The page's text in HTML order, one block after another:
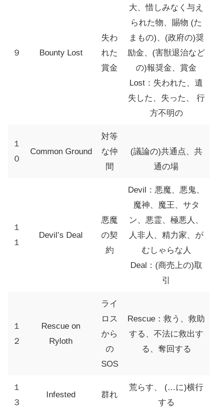
９ Bounty Lost
失わ
れた
賞金
大、惜しみなく与え
られた物、賜物 (た
まもの)、(政府の)奨
励金、(害獣退治など
の)報奨金、賞金
Lost：失われた、遺
失した、失った、 行
方不明の
１
０
Common Ground
対等
な仲
間
(議論の)共通点、共
通の場
１
１
Devil’s Deal
悪魔
の契
約
Devil：悪魔、悪鬼、
魔神、魔王、サタ
ン、悪霊、極悪人、
人非人、精力家、が
むしゃらな人
Deal：(商売上の)取
引
１
２
Rescue on
Ryloth
ライ
ロス
から
の
SOS
Rescue：救う、救助
する、不法に救出す
る、奪回する
１
３
Infested 群れ
荒らす、 (…に)横行
する